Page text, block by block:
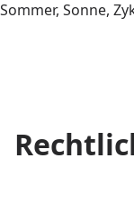
Sommer, Sonne,